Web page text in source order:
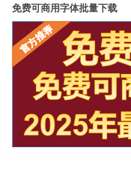
免费可商用字体批量下载